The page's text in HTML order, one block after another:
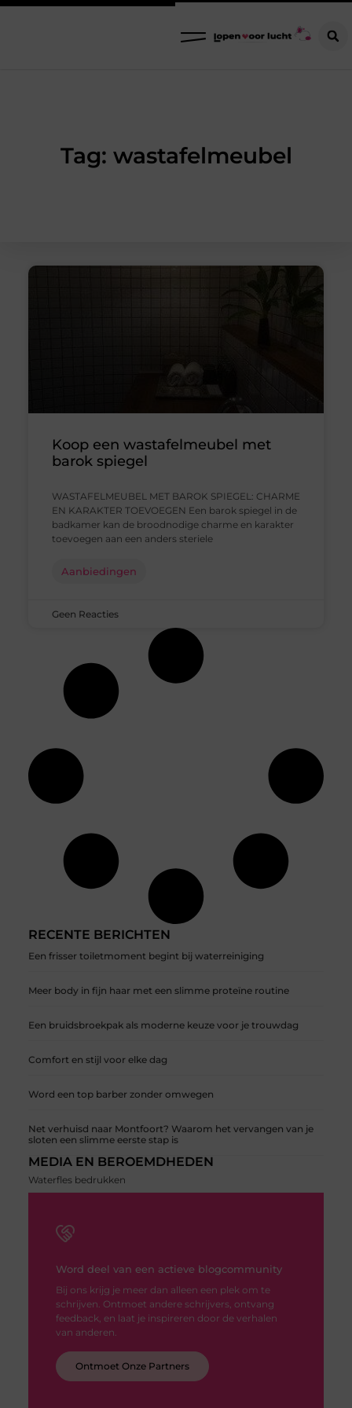
Tag: wastafelmeubel
RECENTE BERICHTEN
Een frisser toiletmoment begint bij waterreiniging
Meer body in fijn haar met een slimme proteïne routine
Een bruidsbroekpak als moderne keuze voor je trouwdag
Comfort en stijl voor elke dag
Word een top barber zonder omwegen
Net verhuisd naar Montfoort? Waarom het vervangen van je
sloten een slimme eerste stap is
MEDIA EN BEROEMDHEDEN
Waterfles bedrukken
Word deel van een actieve blogcommunity
Bij ons krijg je meer dan alleen een plek om te
schrijven. Ontmoet andere schrijvers, ontvang
feedback, en laat je inspireren door de verhalen
van anderen.
Ontmoet Onze Partners
Koop een wastafelmeubel met
barok spiegel
WASTAFELMEUBEL MET BAROK SPIEGEL: CHARME
EN KARAKTER TOEVOEGEN Een barok spiegel in de
badkamer kan de broodnodige charme en karakter
toevoegen aan een anders steriele
Aanbiedingen
Geen Reacties